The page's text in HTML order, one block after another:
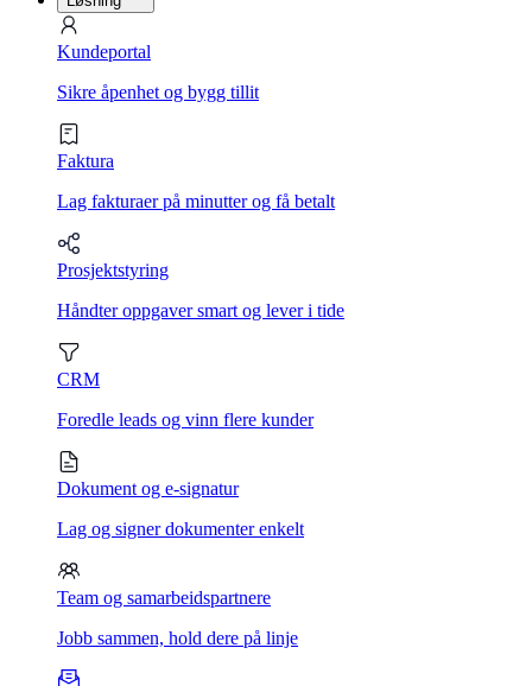
Kundeportal
Sikre åpenhet og bygg tillit
Faktura
Lag fakturaer på minutter og få betalt
Prosjektstyring
Håndter oppgaver smart og lever i tide
CRM
Foredle leads og vinn flere kunder
Dokument og e-signatur
Lag og signer dokumenter enkelt
Team og samarbeidspartnere
Jobb sammen, hold dere på linje